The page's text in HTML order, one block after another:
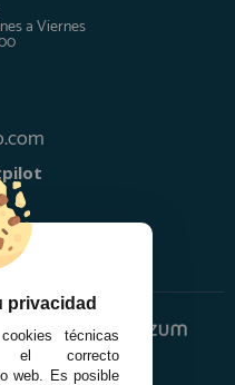
a Viernes
privacidad
técnicas
el correcto
web. Es posible